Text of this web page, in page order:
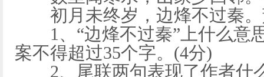
初月未终岁，边烽不过秦。
1、“边烽不过秦”上什么意
案不得超过35个字。(4分)
2、尾联两句表现了作者什